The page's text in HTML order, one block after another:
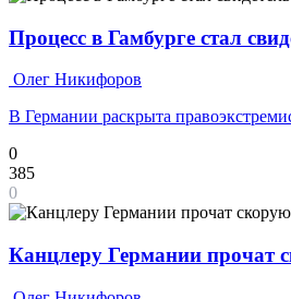
Процесс в Гамбурге стал
Олег Никифоров
В Германии раскрыта
0
385
0
Канцлеру Германии прочат